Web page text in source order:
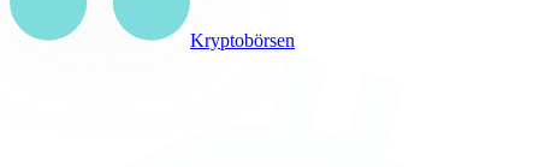
Kryptobörsen